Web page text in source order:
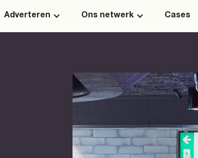
Adverteren Ons netwerk Cases